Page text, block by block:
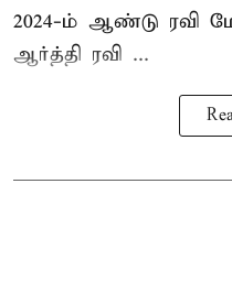
2024-ம் ஆண்டு ரவி
ஆர்த்தி ரவி ...